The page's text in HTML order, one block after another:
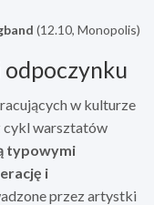
(12.10, Monopolis)
w kulturze
cykl warsztatów
typowymi
i
przez artystki